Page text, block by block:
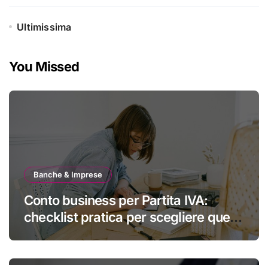
Ultimissima
You Missed
Banche & Imprese
Conto business per Partita IVA:
checklist pratica per scegliere quello
giusto